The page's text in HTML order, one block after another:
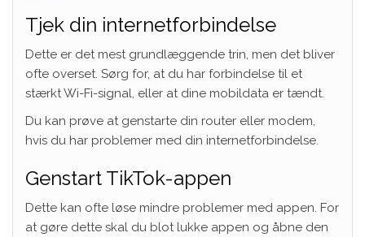
Tjek din internetforbindelse
Dette er det mest grundlæggende trin, men det bliver
ofte overset. Sørg for, at du har forbindelse til et
stærkt Wi-Fi-signal, eller at dine mobildata er tændt.
Du kan prøve at genstarte din router eller modem,
hvis du har problemer med din internetforbindelse.
Genstart TikTok-appen
Dette kan ofte løse mindre problemer med appen. For
at gøre dette skal du blot lukke appen og åbne den